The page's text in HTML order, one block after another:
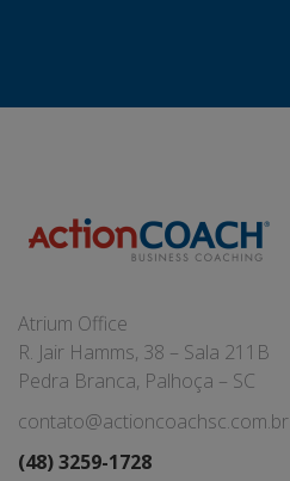
Atrium Office
R. Jair Hamms, 38 – Sala 211B
Pedra Branca, Palhoça – SC
contato@actioncoachsc.com.br
(48) 3259-1728